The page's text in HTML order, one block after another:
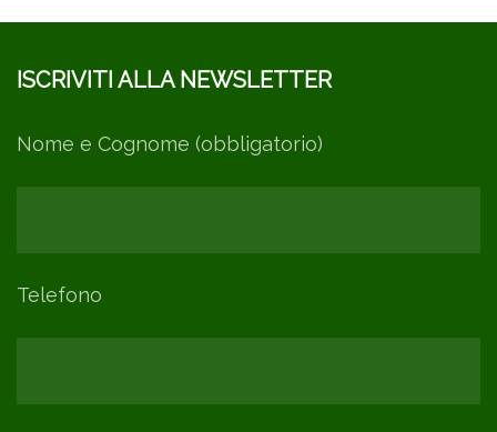
ISCRIVITI ALLA NEWSLETTER
Nome e Cognome (obbligatorio)
Telefono